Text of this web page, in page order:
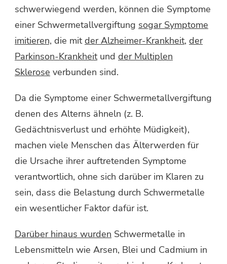
schwerwiegend werden, können die Symptome
einer Schwermetallvergiftung sogar Symptome
imitieren, die mitder Alzheimer-Krankheit, der
Parkinson-Krankheitund der Multiplen
Sklerose verbunden sind.
Da die Symptome einer Schwermetallvergiftung
denen des Alterns ähneln (z. B.
Gedächtnisverlust und erhöhte Müdigkeit),
machen viele Menschen das Älterwerden für
die Ursache ihrer auftretenden Symptome
verantwortlich, ohne sich darüber im Klaren zu
sein, dass die Belastung durch Schwermetalle
ein wesentlicher Faktor dafür ist.
Darüber hinaus wurden Schwermetalle in
Lebensmitteln wie Arsen, Blei und Cadmium in